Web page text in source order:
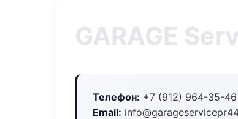
GARAGE
Телефон: +7 (912) 964-35-46
Email: